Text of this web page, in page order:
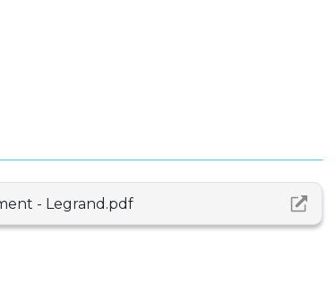
- Legrand.pdf